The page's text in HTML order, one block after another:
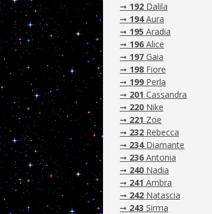
➞ 192 Dalila
➞ 194Aura
➞ 195 Aradia
➞ 196 Alice
➞ 197 Gaia
➞ 198 Fiore
➞ 199 Perla
➞ 201 Cassandra
➞ 220 Nike
➞ 221 Zoe
➞ 232 Rebecca
➞ 234Diamante
➞ 236 Antonia
➞ 240 Nadia
➞ 241 Ambra
➞ 242 Natascia
➞ 243 Sirma